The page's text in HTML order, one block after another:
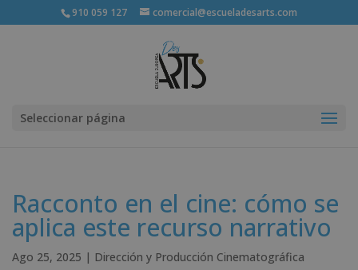
910 059 127 comercial@escueladesarts.com
Seleccionar página
Racconto en el cine: cómo se
aplica este recurso narrativo
Ago 25, 2025 | Dirección y Producción Cinematográfica